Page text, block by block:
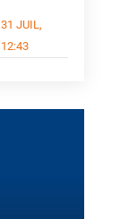
31 JUIL,
12:43